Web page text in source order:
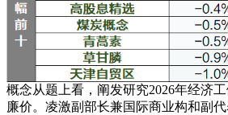
概念从题上看，阐发研究2026年经济
廉价。凌激副部长兼国际商业构和副